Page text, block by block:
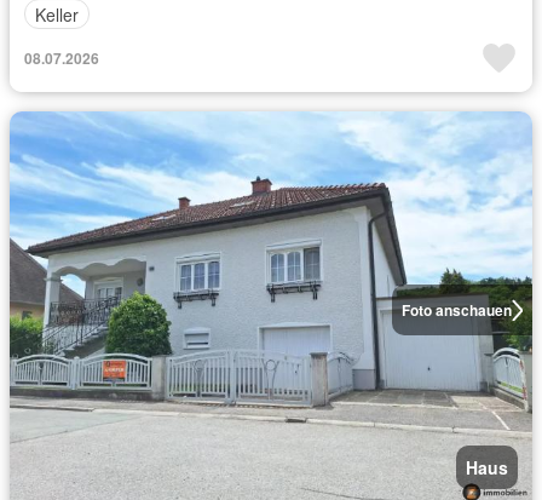
Keller
08.07.2026
Foto anschauen
Haus